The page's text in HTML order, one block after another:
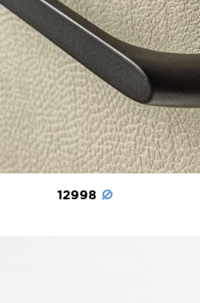
12998